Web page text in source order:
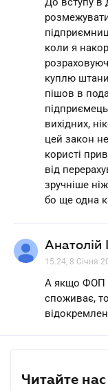
коли я
куплю
пішов в
вихідних,
цей закон
користі
від
зручніше
бо ще одна
Анатолій
15.24, 8 Січня
А якщо ФОП
споживає,
Читайте